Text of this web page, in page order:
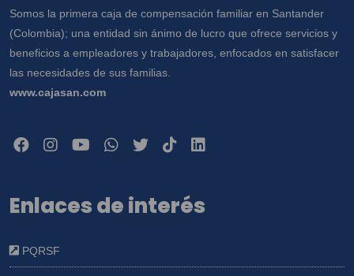
Somos la primera caja de compensación familiar en Santander
(Colombia); una entidad sin ánimo de lucro que ofrece servicios y
beneficios a empleadores y trabajadores, enfocados en satisfacer
las necesidades de sus familias.
www.cajasan.com
Enlaces de interés
PQRSF